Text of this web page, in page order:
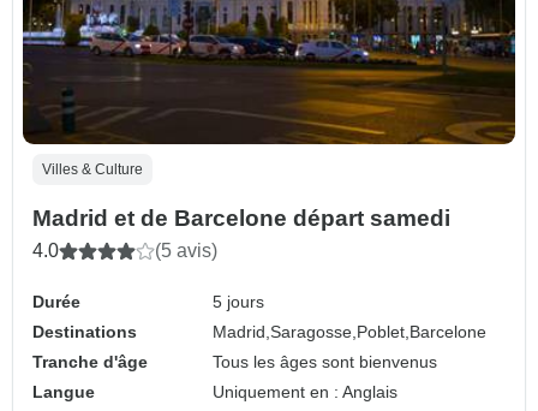
Villes & Culture
Madrid et de Barcelone départ samedi
4.0 (5 avis)
Durée
5 jours
Destinations
Madrid,Saragosse,Poblet,Barcelone
Tranche d'âge
Tous les âges sont bienvenus
Langue
Uniquement en : Anglais